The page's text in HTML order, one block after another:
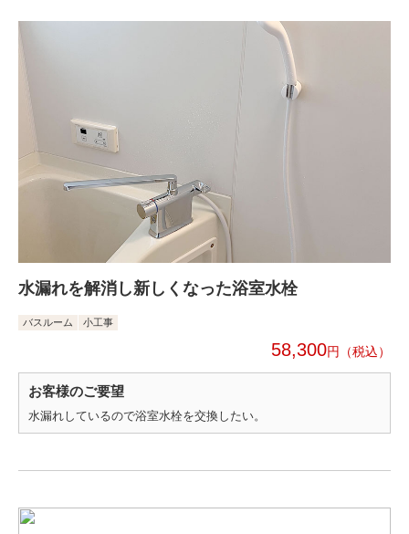
水漏れを解消し新しくなった浴室水栓
バスルーム 小工事
58,300円
お客様のご要望
水漏れしているので浴室水栓を交換したい。